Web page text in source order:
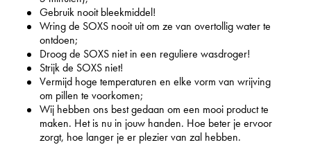
Gebruik nooit bleekmiddel!
Wring de SOXS nooit uit om ze van overtollig water te
ontdoen;
Droog de SOXS niet in een reguliere wasdroger!
Strijk de SOXS niet!
Vermijd hoge temperaturen en elke vorm van wrijving
om pillen te voorkomen;
Wij hebben ons best gedaan om een mooi product te
maken. Het is nu in jouw handen. Hoe beter je ervoor
zorgt, hoe langer je er plezier van zal hebben.